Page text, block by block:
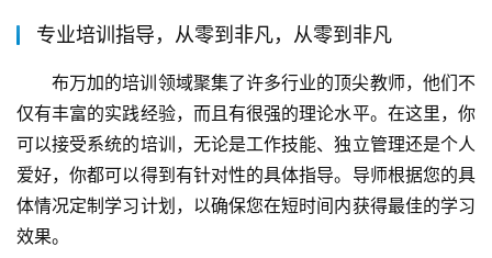
专业培训指导，从零到非凡，从零到非凡
布万加的培训领域聚集了许多行业的顶尖教师，他们不
仅有丰富的实践经验，而且有很强的理论水平。在这里，你
可以接受系统的培训，无论是工作技能、独立管理还是个人
爱好，你都可以得到有针对性的具体指导。导师根据您的具
体情况定制学习计划，以确保您在短时间内获得最佳的学习
效果。